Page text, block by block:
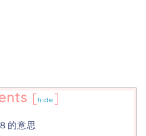
[hide ]
的意思